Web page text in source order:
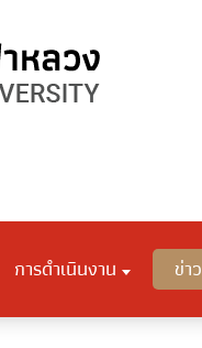
การดำเนินงาน ข่าว